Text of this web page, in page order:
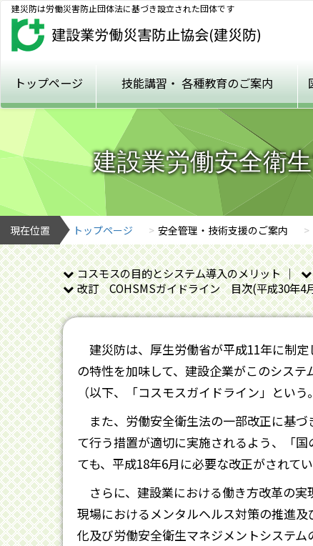
建災防は労働災害防止団体法に基づき設立された団体です
トップページ 技能講習・ 各種教育のご案内
建設業労働安全衛
現在位置 トップページ 安全管理・技術支援のご案内
コスモスの目的とシステム導入のメリット
改訂 COHSMSガイドライン 目次(平成30年4
建災防は、厚生労働省が平成11年に制
の特性を加味して、建設企業がこのシス
（以下、「コスモスガイドライン」とい
また、労働安全衛生法の一部改正に基
て行う措置が適切に実施されるよう、「
ても、平成18年6月に必要な改正がされてい
さらに、建設業における働き方改革の
現場におけるメンタルヘルス対策の推進
化及び労働安全衛生マネジメントシステ